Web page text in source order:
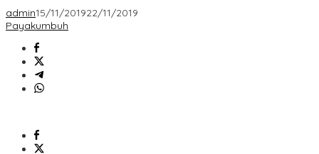
admin15/11/201922/11/2019
Payakumbuh